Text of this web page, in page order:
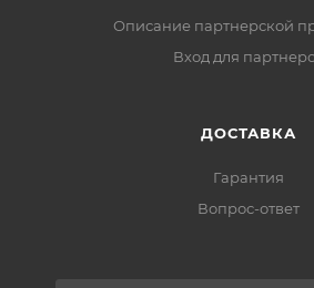
Описание партнерской
Вход для
ДОСТАВКА
Гарантия
Вопрос-ответ